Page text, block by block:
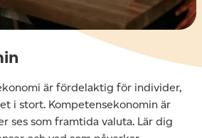
är fördelaktig för individer,
i stort. Kompetensekonomin är
ses som framtida valuta. Lär dig